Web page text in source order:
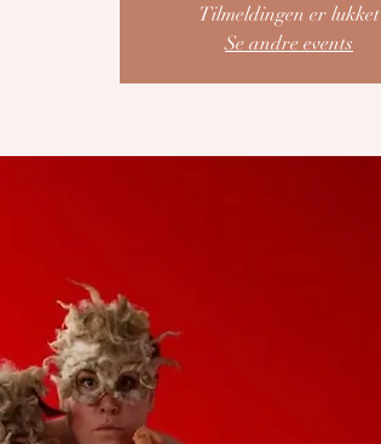
Tilmeldingen er lukket
Se andre events